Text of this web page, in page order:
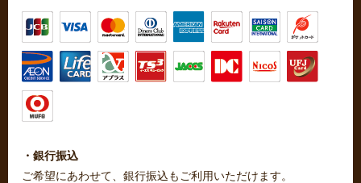
・銀行振込
ご希望にあわせて、銀行振込もご利用いただけます。